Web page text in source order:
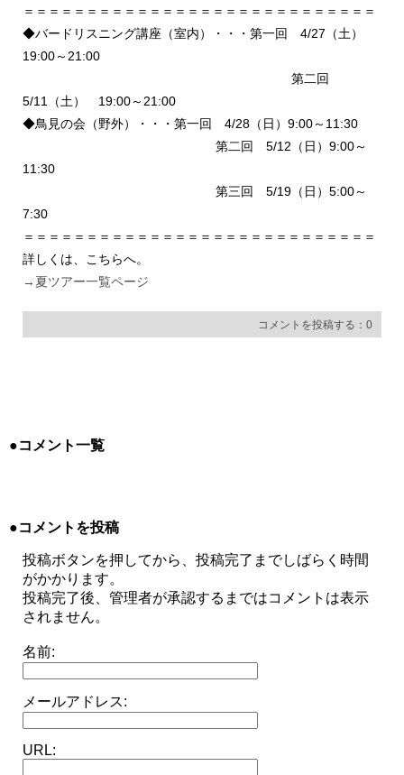
＝＝＝＝＝＝＝＝＝＝＝＝＝＝＝＝＝＝＝＝＝＝＝＝＝＝＝＝
◆バードリスニング講座（室内）・・・第一回 4/27（土）
19:00～21:00
第二回
5/11（土） 19:00～21:00
◆鳥見の会（野外）・・・第一回 4/28（日）9:00～11:30
第二回 5/12（日）9:00～
11:30
第三回 5/19（日）5:00～
7:30
＝＝＝＝＝＝＝＝＝＝＝＝＝＝＝＝＝＝＝＝＝＝＝＝＝＝＝＝
詳しくは、こちらへ。
→夏ツアー一覧ページ
コメントを投稿する：0
●コメント一覧
●コメントを投稿
投稿ボタンを押してから、投稿完了までしばらく時間
がかかります。
投稿完了後、管理者が承認するまではコメントは表示
されません。
名前:
メールアドレス:
URL: